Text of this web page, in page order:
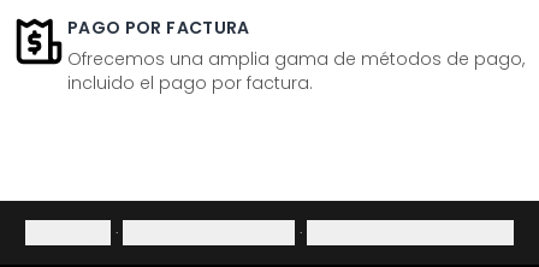
PAGO POR FACTURA
Ofrecemos una amplia gama de métodos de pago,
incluido el pago por factura.
· ·